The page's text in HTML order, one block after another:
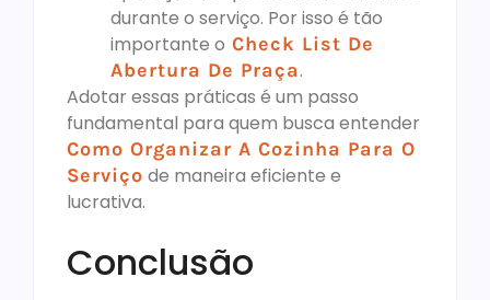
durante o serviço. Por isso é tão
importante o Check List De
Abertura De Praça.
Adotar essas práticas é um passo
fundamental para quem busca entender
Como Organizar A Cozinha Para O
Serviço de maneira eficiente e
lucrativa.
Conclusão